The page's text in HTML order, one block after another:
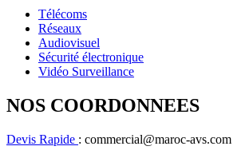
Télécoms
Réseaux
Audiovisuel
Sécurité électronique
Vidéo Surveillance
NOS COORDONNEES
Devis Rapide : commercial@maroc-avs.com